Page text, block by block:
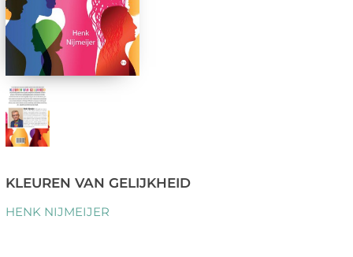
KLEUREN VAN GELIJKHEID
HENK NIJMEIJER